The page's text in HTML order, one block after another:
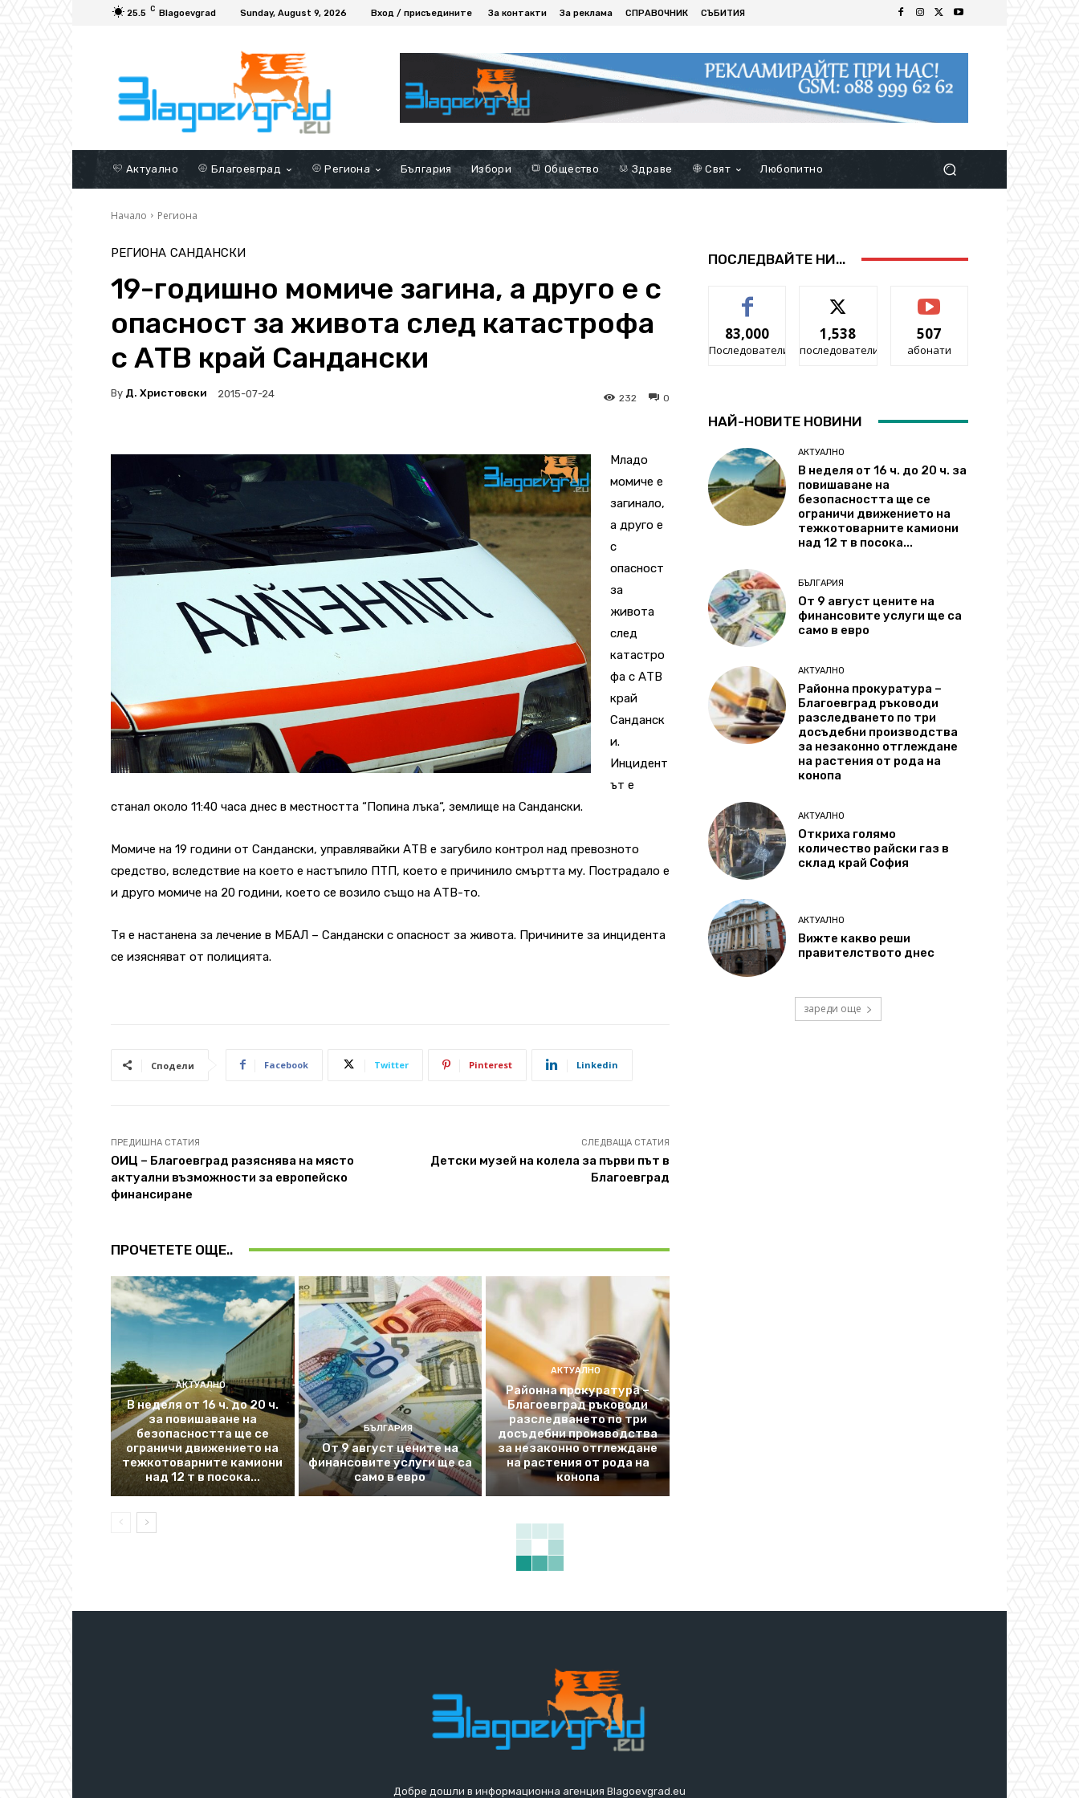
25.5 C Blagoevgrad Sunday, August 9, 2026 Вход / присъедините За контакти За реклама СПРАВОЧНИК СЪБИТИЯ
Актуално Благоевград Региона България Избори Общество Здраве Свят Любопитно
Начало Региона
РЕГИОНА САНДАНСКИ
19-годишно момиче загина, а друго е с
опасност за живота след катастрофа
с АТВ край Сандански
By Д. Христовски 2015-07-24 0
232
Младо
момиче е
загинало,
а друго е
с
опасност
за
живота
след
катастро
фа с АТВ
край
Санданск
и.
Инцидент
ът е
станал около 11:40 часа днес в местността “Попина лъка“, землище на Сандански.
Момиче на 19 години от Сандански, управлявайки АТВ е загубило контрол над превозното
средство, вследствие на което е настъпило ПТП, което е причинило смъртта му. Пострадало е
и друго момиче на 20 години, което се возило също на АТВ-то.
Тя е настанена за лечение в МБАЛ – Сандански с опасност за живота. Причините за инцидента
се изясняват от полицията.
Сподели Facebook Twitter Pinterest Linkedin
ПРЕДИШНА СТАТИЯ
OИЦ – Благоевград разяснява на място
актуални възможности за европейско
финансиране
СЛЕДВАЩА СТАТИЯ
Детски музей на колела за първи път в
Благоевград
ПРОЧЕТЕТЕ ОЩЕ..
АКТУАЛНО
В неделя от 16 ч. до 20 ч.
за повишаване на
безопасността ще се
ограничи движението на
тежкотоварните камиони
над 12 т в посока...
БЪЛГАРИЯ
От 9 август цените на
финансовите услуги ще са
само в евро
АКТУАЛНО
Районна прокуратура –
Благоевград ръководи
разследването по три
досъдебни производства
за незаконно отглеждане
на растения от рода на
конопа
ПОСЛЕДВАЙТЕ НИ...
83,000
Последователи
1,538
последователи
507
абонати
НАЙ-НОВИТЕ НОВИНИ
АКТУАЛНО
В неделя от 16 ч. до 20 ч. за
повишаване на
безопасността ще се
ограничи движението на
тежкотоварните камиони
над 12 т в посока...
БЪЛГАРИЯ
От 9 август цените на
финансовите услуги ще са
само в евро
АКТУАЛНО
Районна прокуратура –
Благоевград ръководи
разследването по три
досъдебни производства
за незаконно отглеждане
на растения от рода на
конопа
АКТУАЛНО
Откриха голямо
количество райски газ в
склад край София
АКТУАЛНО
Вижте какво реши
правителството днес
зареди още
Добре дошли в информационна агенция Blagoevgrad.eu